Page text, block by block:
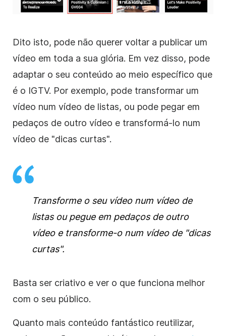
Dito isto, pode não querer voltar a publicar um
vídeo em toda a sua glória. Em vez disso, pode
adaptar o seu conteúdo ao meio específico que
é o IGTV. Por exemplo, pode transformar um
vídeo num vídeo de listas, ou pode pegar em
pedaços de outro vídeo e transformá-lo num
vídeo de "dicas curtas".
Transforme o seu vídeo num vídeo de
listas ou pegue em pedaços de outro
vídeo e transforme-o num vídeo de "dicas
curtas".
Basta ser criativo e ver o que funciona melhor
com o seu público.
Quanto mais conteúdo fantástico reutilizar,